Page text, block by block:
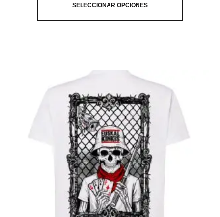
SELECCIONAR OPCIONES